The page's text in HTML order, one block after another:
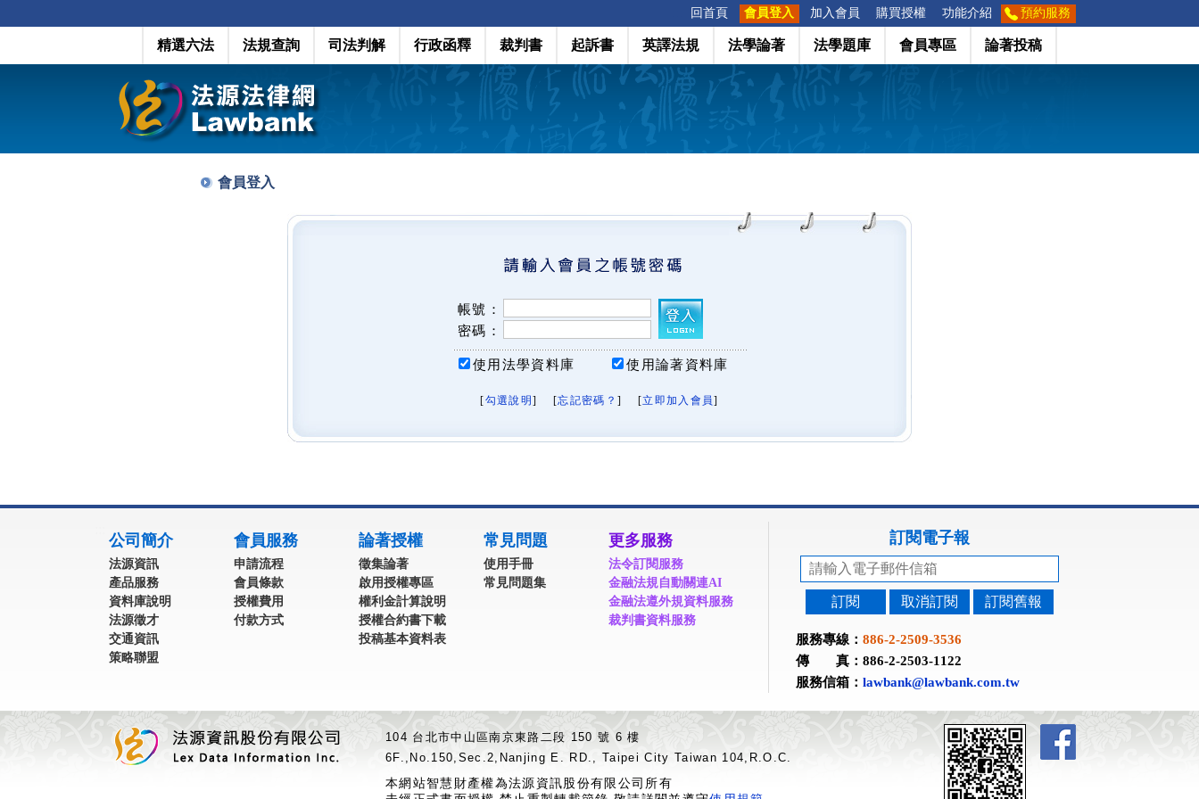
回首頁 會員登入 加入會員 購買授權 功能介紹 預約服務
精選六法 法規查詢 司法判解 行政函釋 裁判書 起訴書 英譯法規 法學論著 法學題庫 會員專區 論著投稿
會員登入
帳號：
密碼：
使用法學資料庫 使用論著資料庫
[勾選說明 ] [忘記密碼？ ] [立即加入會員]
公司簡介
法源資訊
產品服務
資料庫說明
法源徵才
交通資訊
策略聯盟
會員服務
申請流程
會員條款
授權費用
付款方式
論著授權
徵集論著
啟用授權專區
權利金計算說明
授權合約書下載
投稿基本資料表
常見問題
使用手冊
常見問題集
更多服務
法令訂閱服務
金融法規自動關連AI
金融法遵外規資料服務
裁判書資料服務
訂閱電子報
訂閱 取消訂閱 訂閱舊報
服務專線： 886-2-2509-3536
傳 真：886-2-2503-1122
服務信箱： lawbank@lawbank.com.tw
104 台北市中山區南京東路二段 150 號 6 樓
6F.,No.150,Sec.2,Nanjing E. RD., Taipei City Taiwan 104,R.O.C.
本網站智慧財產權為法源資訊股份有限公司所有